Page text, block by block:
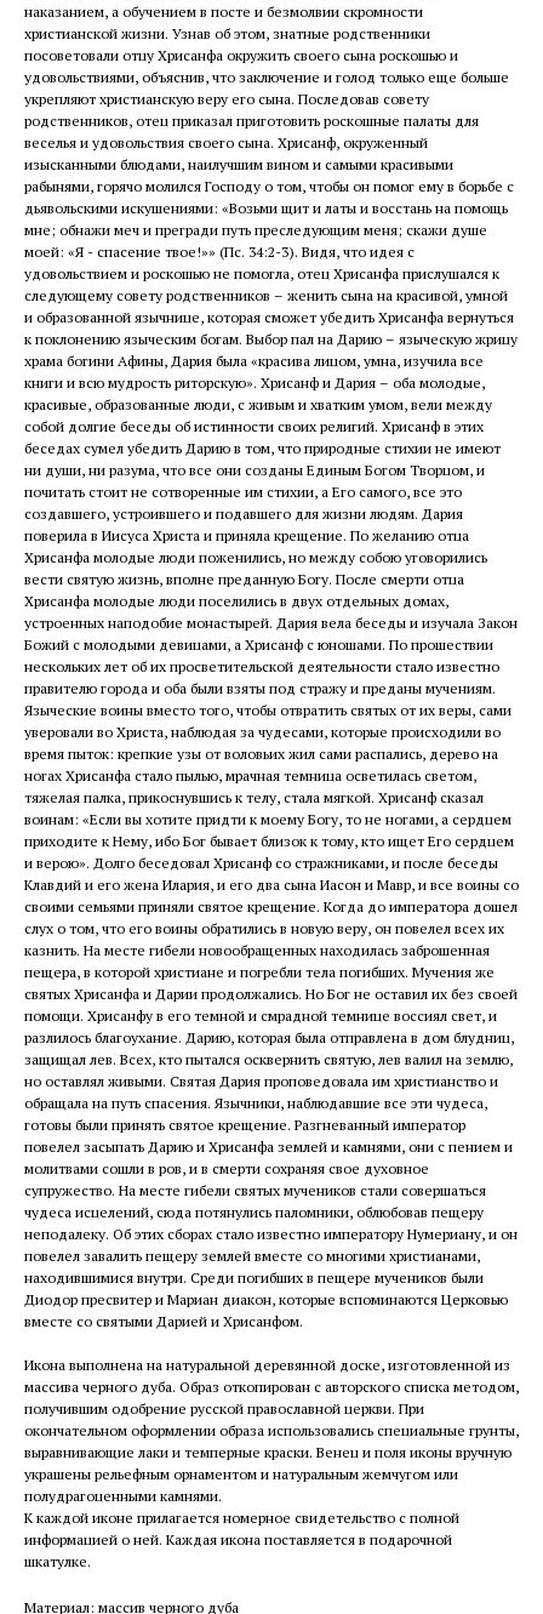
наказанием, а обучением в посте и безмолвии скромности
христианской жизни. Узнав об этом, знатные родственники
посоветовали отцу Хрисанфа окружить своего сына роскошью и
удовольствиями, объяснив, что заключение и голод только еще больше
укрепляют христианскую веру его сына. Последовав совету
родственников, отец приказал приготовить роскошные палаты для
веселья и удовольствия своего сына. Хрисанф, окруженный
изысканными блюдами, наилучшим вином и самыми красивыми
рабынями, горячо молился Господу о том, чтобы он помог ему в борьбе с
дьявольскими искушениями: «Возьми щит и латы и восстань на помощь
мне; обнажи меч и прегради путь преследующим меня; скажи душе
моей: «Я - спасение твое!»» (Пс. 34:2-3). Видя, что идея с
удовольствием и роскошью не помогла, отец Хрисанфа прислушался к
следующему совету родственников – женить сына на красивой, умной
и образованной язычнице, которая сможет убедить Хрисанфа вернуться
к поклонению языческим богам. Выбор пал на Дарию – языческую жрицу
храма богини Афины, Дария была «красива лицом, умна, изучила все
книги и всю мудрость риторскую». Хрисанф и Дария – оба молодые,
красивые, образованные люди, с живым и хватким умом, вели между
собой долгие беседы об истинности своих религий. Хрисанф в этих
беседах сумел убедить Дарию в том, что природные стихии не имеют
ни души, ни разума, что все они созданы Единым Богом Творцом, и
почитать стоит не сотворенные им стихии, а Его самого, все это
создавшего, устроившего и подавшего для жизни людям. Дария
поверила в Иисуса Христа и приняла крещение. По желанию отца
Хрисанфа молодые люди поженились, но между собою уговорились
вести святую жизнь, вполне преданную Богу. После смерти отца
Хрисанфа молодые люди поселились в двух отдельных домах,
устроенных наподобие монастырей. Дария вела беседы и изучала Закон
Божий с молодыми девицами, а Хрисанф с юношами. По прошествии
нескольких лет об их просветительской деятельности стало известно
правителю города и оба были взяты под стражу и преданы мучениям.
Языческие воины вместо того, чтобы отвратить святых от их веры, сами
уверовали во Христа, наблюдая за чудесами, которые происходили во
время пыток: крепкие узы от воловьих жил сами распались, дерево на
ногах Хрисанфа стало пылью, мрачная темница осветилась светом,
тяжелая палка, прикоснувшись к телу, стала мягкой. Хрисанф сказал
воинам: «Если вы хотите придти к моему Богу, то не ногами, а сердцем
приходите к Нему, ибо Бог бывает близок к тому, кто ищет Его сердцем
и верою». Долго беседовал Хрисанф со стражниками, и после беседы
Клавдий и его жена Илария, и его два сына Иасон и Мавр, и все воины со
своими семьями приняли святое крещение. Когда до императора дошел
слух о том, что его воины обратились в новую веру, он повелел всех их
казнить. На месте гибели новообращенных находилась заброшенная
пещера, в которой христиане и погребли тела погибших. Мучения же
святых Хрисанфа и Дарии продолжались. Но Бог не оставил их без своей
помощи. Хрисанфу в его темной и смрадной темнице воссиял свет, и
разлилось благоухание. Дарию, которая была отправлена в дом блудниц,
защищал лев. Всех, кто пытался осквернить святую, лев валил на землю,
но оставлял живыми. Святая Дария проповедовала им христианство и
обращала на путь спасения. Язычники, наблюдавшие все эти чудеса,
готовы были принять святое крещение. Разгневанный император
повелел засыпать Дарию и Хрисанфа землей и камнями, они с пением и
молитвами сошли в ров, и в смерти сохраняя свое духовное
супружество. На месте гибели святых мучеников стали совершаться
чудеса исцелений, сюда потянулись паломники, облюбовав пещеру
неподалеку. Об этих сборах стало известно императору Нумериану, и он
повелел завалить пещеру землей вместе со многими христианами,
находившимися внутри. Среди погибших в пещере мучеников были
Диодор пресвитер и Мариан диакон, которые вспоминаются Церковью
вместе со святыми Дарией и Хрисанфом.
Икона выполнена на натуральной деревянной доске, изготовленной из
массива черного дуба. Образ откопирован с авторского списка методом,
получившим одобрение русской православной церкви. При
окончательном оформлении образа использовались специальные грунты,
выравнивающие лаки и темперные краски. Венец и поля иконы вручную
украшены рельефным орнаментом и натуральным жемчугом или
полудрагоценными камнями.
К каждой иконе прилагается номерное свидетельство с полной
информацией о ней. Каждая икона поставляется в подарочной
шкатулке.
Материал: массив черного дуба